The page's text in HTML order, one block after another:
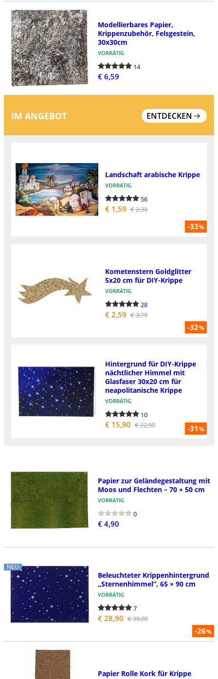
Modellierbares Papier,
Krippenzubehör, Felsgestein,
30x30cm
VORRÄTIG
14
€ 6,59
IM ANGEBOT ENTDECKEN
-33%
Landschaft arabische Krippe
VORRÄTIG
56
€ 1,59 € 2,39
-32%
Kometenstern Goldglitter
5x20 cm für DIY-Krippe
VORRÄTIG
28
€ 2,59 € 3,79
-31%
Hintergrund für DIY-Krippe
nächtlicher Himmel mit
Glasfaser 30x20 cm für
neapolitanische Krippe
VORRÄTIG
10
€ 15,90 € 22,90
Papier zur Geländegestaltung mit
Moos und Flechten – 70 × 50 cm
VORRÄTIG
0
€ 4,90
NEU
-26%
Beleuchteter Krippenhintergrund
„Sternenhimmel“, 65 × 90 cm
VORRÄTIG
7
€ 28,90 € 39,00
Papier Rolle Kork für Krippe